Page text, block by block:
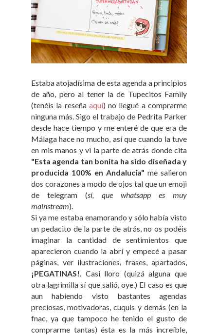
Estaba atojadísima de esta agenda a principios
de año, pero al tener la de Tupecitos Family
(tenéis la reseña aquí) no llegué a comprarme
ninguna más. Sigo el trabajo de Pedrita Parker
desde hace tiempo y me enteré de que era de
Málaga hace no mucho, así que cuando la tuve
en mis manos y vi la parte de atrás donde cita
"Esta agenda tan bonita ha sido diseñada y
producida 100% en Andalucía" me salieron
dos corazones a modo de ojos tal que un emoji
de telegram (sí, que whatsapp es muy
mainstream).
Si ya me estaba enamorando y sólo había visto
un pedacito de la parte de atrás, no os podéis
imaginar la cantidad de sentimientos que
aparecieron cuando la abrí y empecé a pasar
páginas, ver ilustraciones, frases, apartados,
¡PEGATINAS!. Casi lloro (quizá alguna que
otra lagrimilla sí que salió, oye.) El caso es que
aun habiendo visto bastantes agendas
preciosas, motivadoras, cuquis y demás (en la
fnac, ya que tampoco he tenido el gusto de
comprarme tantas) ésta es la más increíble,